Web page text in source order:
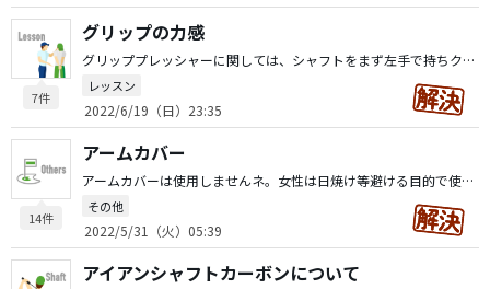
7件
グリップの力感
グリッププレッシャーに関しては、シャフトをまず左手で持ちクラブヘッドを右手で回したときに回らなくなるレベルのグリッププレッシャーでグリップを持つのが基準ですよと、「とあるツアープロコーチ」が言ってました。私もそのグリッププレッシャーを基準にプレーしてますが、指にマメができたことはありませんし、練習場で一日平均200球打ってますがマメができた事はありません。ご参考までに。
レッスン
2022/6/19（日）23:35
14件
アームカバー
アームカバーは使用しませんネ。女性は日焼け等避ける目的で使用される方も居られます。個人的には長袖のポロシャツで日焼け対策しています。
その他
2022/5/31（火）05:39
アイアンシャフトカーボンについて